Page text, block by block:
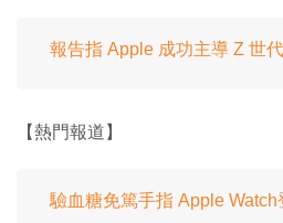
報告指 Apple 成功主導 Z 世
【熱門報道】
驗血糖免篤手指 Apple Watch